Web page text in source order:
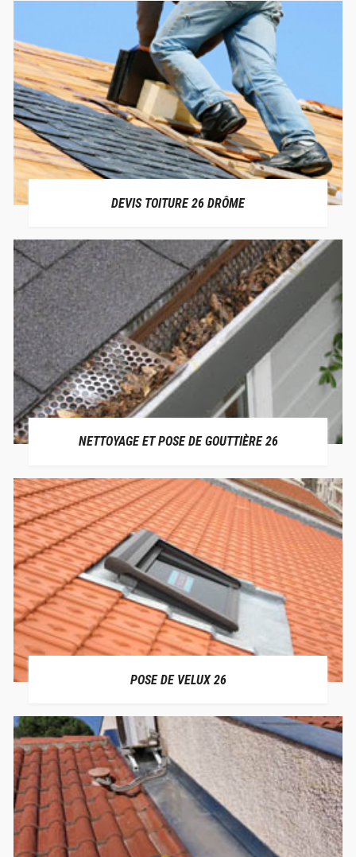
DEVIS TOITURE 26 DRÔME
NETTOYAGE ET POSE DE GOUTTIÈRE 26
POSE DE VELUX 26